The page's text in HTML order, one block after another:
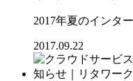
2017年夏のインタ
2017.09.22